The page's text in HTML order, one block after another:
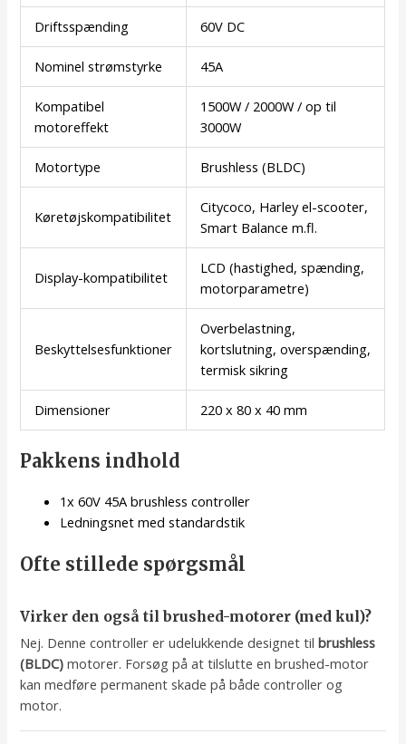
Driftsspænding 60V DC
Nominel strømstyrke 45A
Kompatibel
motoreffekt
1500W / 2000W / op til
3000W
Motortype Brushless (BLDC)
Køretøjskompatibilitet
Citycoco, Harley el-scooter,
Smart Balance m.fl.
Display-kompatibilitet
LCD (hastighed, spænding,
motorparametre)
Beskyttelsesfunktioner
Overbelastning,
kortslutning, overspænding,
termisk sikring
Dimensioner 220 x 80 x 40 mm
Pakkens indhold
1x 60V 45A brushless controller
Ledningsnet med standardstik
Ofte stillede spørgsmål
Virker den også til brushed-motorer (med kul)?
Nej. Denne controller er udelukkende designet tilbrushless
(BLDC) motorer. Forsøg på at tilslutte en brushed-motor
kan medføre permanent skade på både controller og
motor.